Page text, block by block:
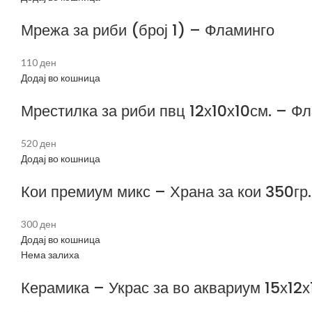
Мрежа за риби (број 1) – Фламинго
110 ден
Додај во кошница
Мрестилка за риби пвц 12х10х10см. –
520 ден
Додај во кошница
Кои премиум микс – Храна за кои 350гр.
300 ден
Додај во кошница
Нема залиха
Керамика – Украс за во аквариум